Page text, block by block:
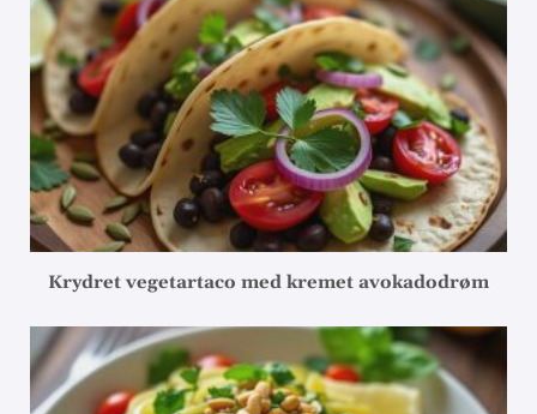
Krydret vegetartaco med kremet avokadodrøm